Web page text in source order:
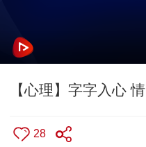
【心理】字字入心 情
28